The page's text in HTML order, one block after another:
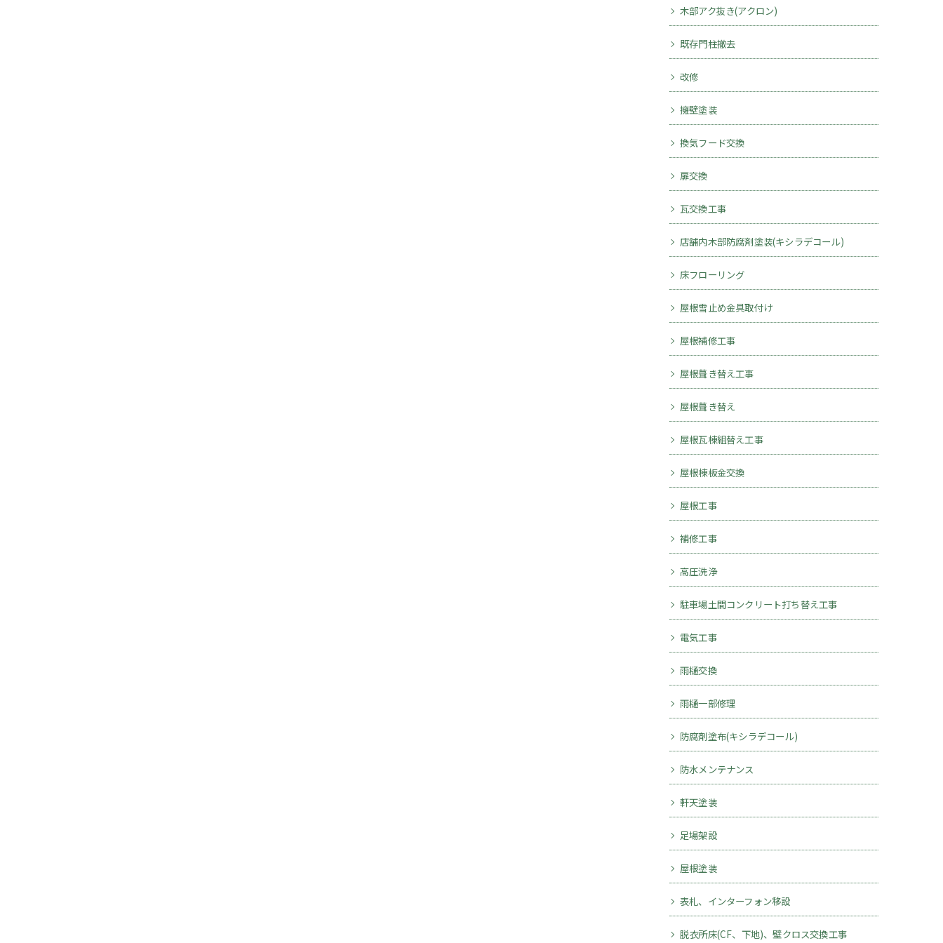
木部アク抜き(アクロン)
既存門柱撤去
改修
擁壁塗装
換気フード交換
扉交換
瓦交換工事
店舗内木部防腐剤塗装(キシラデコール)
床フローリング
屋根雪止め金具取付け
屋根補修工事
屋根葺き替え工事
屋根葺き替え
屋根瓦棟組替え工事
屋根棟板金交換
屋根工事
補修工事
高圧洗浄
駐車場土間コンクリート打ち替え工事
電気工事
雨樋交換
雨樋一部修理
防腐剤塗布(キシラデコール)
防水メンテナンス
軒天塗装
足場架設
屋根塗装
表札、インターフォン移設
脱衣所床(CF、下地)、壁クロス交換工事